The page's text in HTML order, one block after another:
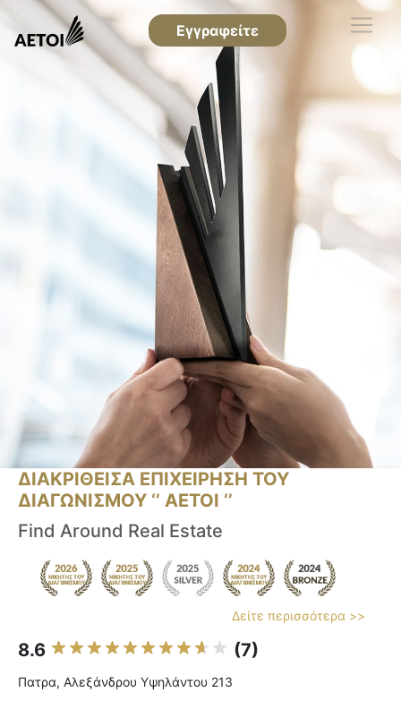
Εγγραφείτε
ΔΙΑΚΡΙΘΕΙΣΑ ΕΠΙΧΕΙΡΗΣΗ ΤΟΥ
ΔΙΑΓΩΝΙΣΜΟΥ ‘’ ΑΕΤΟΙ ‘’
Find Around Real Estate
Δείτε περισσότερα >>
8.6 (7)
Πατρα, Αλεξάνδρου Υψηλάντου 213